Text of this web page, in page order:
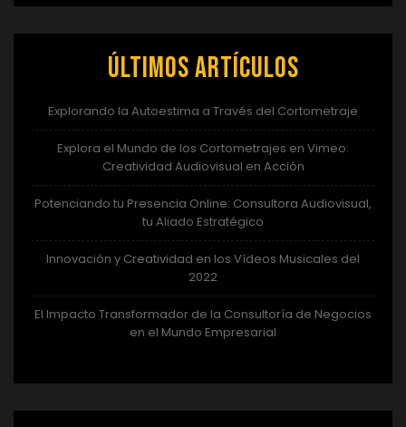
Últimos artículos
Explorando la Autoestima a Través del Cortometraje
Explora el Mundo de los Cortometrajes en Vimeo:
Creatividad Audiovisual en Acción
Potenciando tu Presencia Online: Consultora Audiovisual,
tu Aliado Estratégico
Innovación y Creatividad en los Vídeos Musicales del
2022
El Impacto Transformador de la Consultoría de Negocios
en el Mundo Empresarial